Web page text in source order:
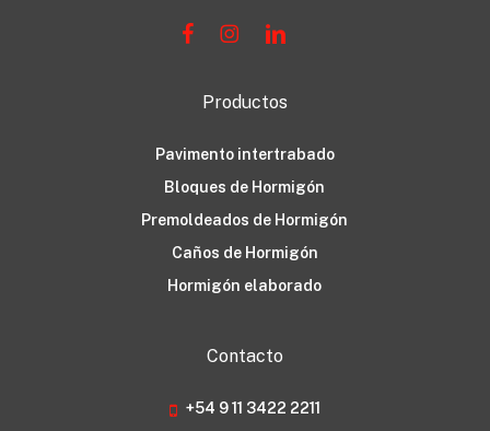
Productos
Pavimento intertrabado
Bloques de Hormigón
Premoldeados de Hormigón
Caños de Hormigón
Hormigón elaborado
Contacto
+54 9 11 3422 2211